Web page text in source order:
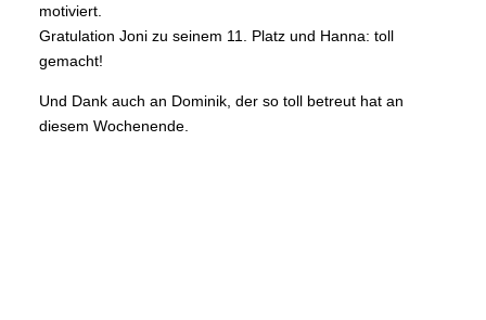
motiviert.
Gratulation Joni zu seinem 11. Platz und Hanna: toll
gemacht!
Und Dank auch an Dominik, der so toll betreut hat an
diesem Wochenende.